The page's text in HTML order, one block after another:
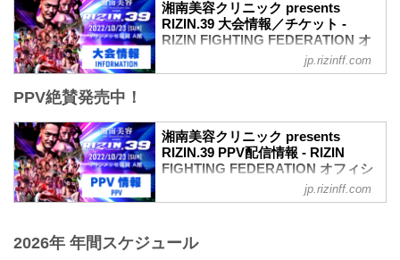
湘南美容クリニック presents
RIZIN.39 大会情報／チケット -
RIZIN FIGHTING FEDERATION オ
youtu.be
大会概要
名称
湘南美容クリニック presents RIZIN.39
終了予定時間
jp.rizinff.com
PPV絶賛発売中！
湘南美容クリニック presents
RIZIN.39 PPV配信情報 - RIZIN
FIGHTING FEDERATION オフィシ
RIZIN.39の各配信サービスのPPV配信チ
jp.rizinff.com
2026年 年間スケジュール